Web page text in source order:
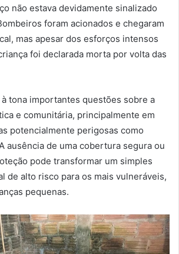
não estava devidamente sinalizado
foram acionados e chegaram
mas apesar dos esforços intensos
foi declarada morta por volta das
tona importantes questões sobre a
e comunitária, principalmente em
potencialmente perigosas como
ausência de uma cobertura segura ou
pode transformar um simples
de alto risco para os mais vulneráveis,
pequenas.